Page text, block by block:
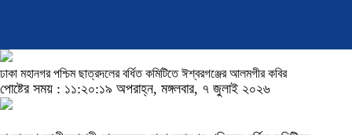
ঢাকা মহানগর পশ্চিম ছাত্রদলের বর্ধিত কমিটিতে ঈশ্বরগঞ্জের আলমগীর কবির
পোষ্টের সময় : ১১:২০:১৯ অপরাহ্ন, মঙ্গলবার, ৭ জুলাই ২০২৬